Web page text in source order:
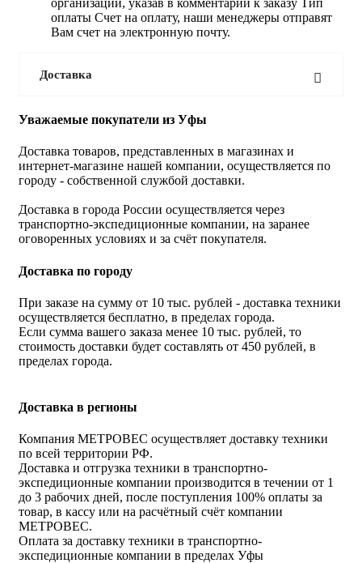
оплаты Счет на оплату, наши менеджеры отправят
Вам счет на электронную почту.
Доставка
Уважаемые покупатели из Уфы
Доставка товаров, представленных в магазинах и
интернет-магазине нашей компании, осуществляется по
городу - собственной службой доставки.
Доставка в города России осуществляется через
транспортно-экспедиционные компании, на заранее
оговоренных условиях и за счёт покупателя.
Доставка по городу
При заказе на сумму от 10 тыс. рублей - доставка техники
осуществляется бесплатно, в пределах города.
Если сумма вашего заказа менее 10 тыс. рублей, то
стоимость доставки будет составлять от 450 рублей, в
пределах города.
Доставка в регионы
Компания МЕТРОВЕС осуществляет доставку техники
по всей территории РФ.
Доставка и отгрузка техники в транспортно-
экспедиционные компании производится в течении от 1
до 3 рабочих дней, после поступления 100% оплаты за
товар, в кассу или на расчётный счёт компании
МЕТРОВЕС.
Оплата за доставку техники в транспортно-
экспедиционные компании в пределах Уфы